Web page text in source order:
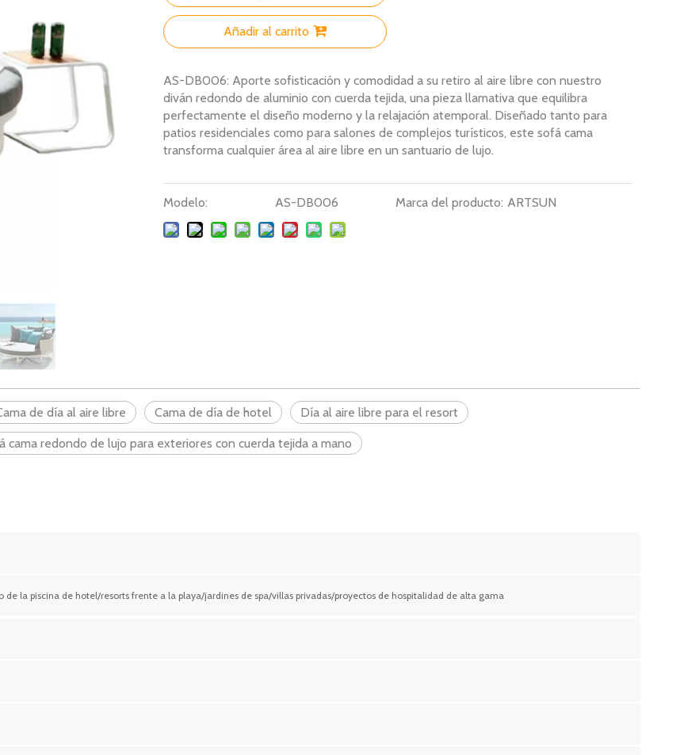
Añadir al carrito
AS-DB006: Aporte sofisticación y comodidad a su retiro al aire libre con nuestro
diván redondo de aluminio con cuerda tejida, una pieza llamativa que equilibra
perfectamente el diseño moderno y la relajación atemporal. Diseñado tanto para
patios residenciales como para salones de complejos turísticos, este sofá cama
transforma cualquier área al aire libre en un santuario de lujo.
Modelo: AS-DB006 Marca del producto: ARTSUN
de día al aire libre Cama de día de hotel Día al aire libre para el resort
cama redondo de lujo para exteriores con cuerda tejida a mano
la piscina de hotel/resorts frente a la playa/jardines de spa/villas privadas/proyectos de hospitalidad de alta gama